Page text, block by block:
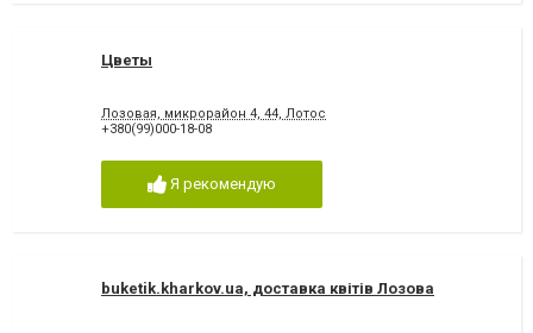
Цветы
Лозовая, микрорайон 4, 44, Лотос
+380(99)000-18-08
Я рекомендую
buketik.kharkov.ua, доставка квітів Лозова